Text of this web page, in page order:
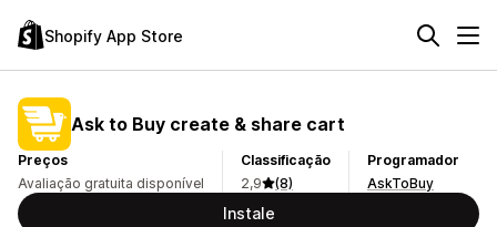
Shopify App Store
Ask to Buy create & share cart
Preços
Avaliação gratuita disponível
Classificação
2,9
(8)
Programador
AskToBuy
Instale